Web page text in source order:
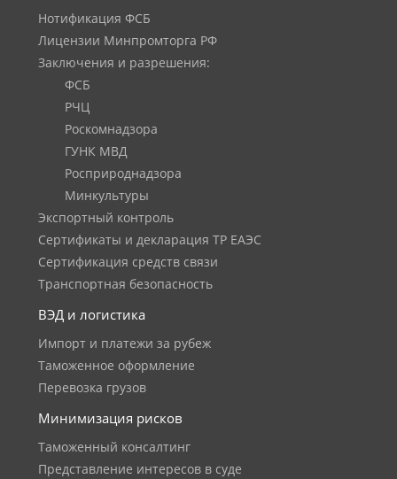
Нотификация ФСБ
Лицензии Минпромторга РФ
Заключения и разрешения:
ФСБ
РЧЦ
Роскомнадзора
ГУНК МВД
Росприроднадзора
Минкультуры
Экспортный контроль
Сертификаты и декларация ТР ЕАЭС
Сертификация средств связи
Транспортная безопасность
ВЭД и логистика
Импорт и платежи за рубеж
Таможенное оформление
Перевозка грузов
Минимизация рисков
Таможенный консалтинг
Представление интересов в суде